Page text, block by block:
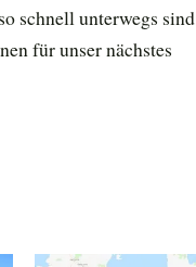
schnell unterwegs
für unser nächstes